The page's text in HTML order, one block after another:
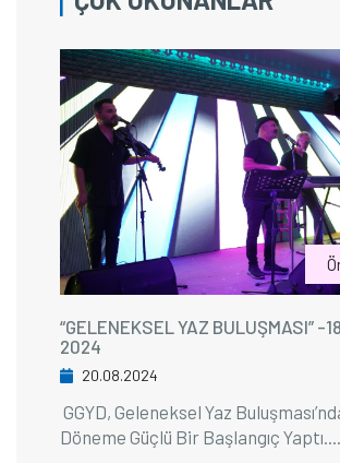
“GELENEKSEL YAZ BULUŞMASI” -
2024
20.08.2024
GGYD, Geleneksel Yaz
Döneme Güçlü Bir Başlangıç Yaptı....